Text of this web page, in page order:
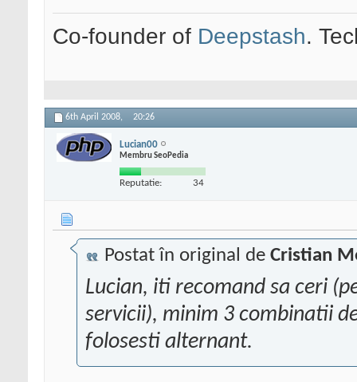
Co-founder of Deepstash.
6th April 2008, 20:26
Lucian00
Membru SeoPedia
Reputatie: 34
Postat în original de Cristian
Lucian, iti recomand sa ceri
servicii), minim 3 combinatii
folosesti alternant.